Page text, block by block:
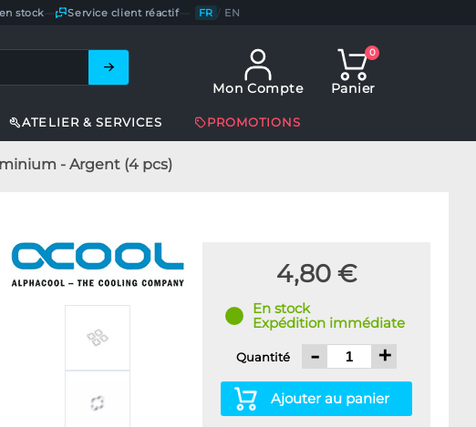
stock Service client réactif— FR / EN
Mon Compte
0
Panier
ATELIER & SERVICES PROMOTIONS
- Argent (4 pcs)
4,80 €
En stock
Expédition immédiate
Quantité - +
Ajouter au panier